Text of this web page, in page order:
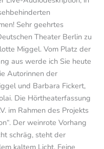
Sehr geehrtes
Theater Berlin zu
Miggel. Vom Platz der
aus werde ich Sie heute
Autorinnen der
und Barbara Fickert,
Die Hörtheaterfassung
im Rahmen des Projekts
Der weinrote Vorhang
schräg, steht der